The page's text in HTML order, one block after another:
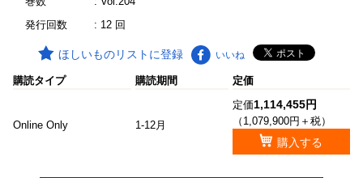
発行回数
: 12 回
ほしいものリストに登録 いいね
購読タイプ 購読期間 定価
Online Only 1-12月
定価1,114,455円
（1,079,900円＋税）
購入する